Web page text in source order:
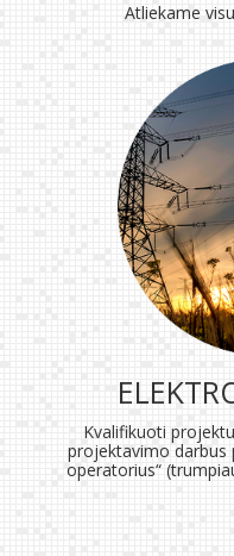
Atliekame
Kvalifikuoti
projektavimo darbus
operatorius“